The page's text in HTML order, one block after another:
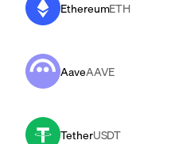
EthereumETH
AaveAAVE
TetherUSDT